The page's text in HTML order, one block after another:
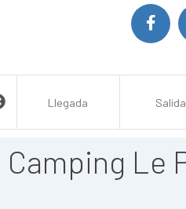
Camping Le